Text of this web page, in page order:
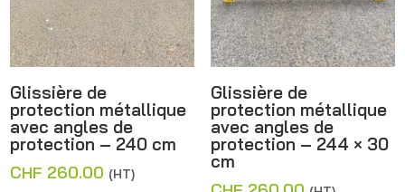
Glissière de
protection métallique
avec angles de
protection – 240 cm
CHF 260.00 (HT)
Glissière de
protection métallique
avec angles de
protection – 244 × 30
cm